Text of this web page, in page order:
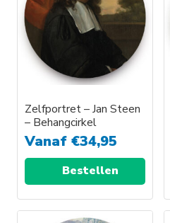
Deze
optie
gekozen
worden
de
productpagina
Zelfportret – Jan Steen
– Behangcirkel
Vanaf €34,95
Bestellen
Dit